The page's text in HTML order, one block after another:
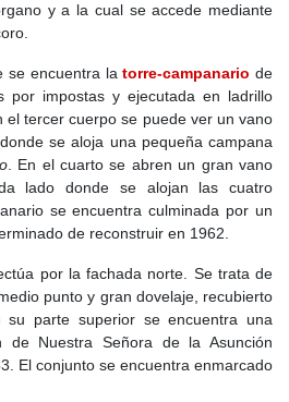
la vida cotidiana del pueblo, aunque
parecidas a las de los pueblos
consigue el título de Constitución
de laComunidad de Constitución y
Gregorio XIIIdesafecta Algete del
transferido la Corona, la cual es
en las posesiones deGarcía
IV marqués de Cañete y virrey
año 1617 el concejo adquiere a su hijo
, comprando igualmente en 1623 el
oSoto de Algete. Como consecuencia
derivados de esta compras, les
un nuevo señorío, en este caso aD.
y Córdobaconde de la Torres
1728
y a la cual se accede mediante
se encuentra latorre-campanario de
por impostas y ejecutada en ladrillo
el tercer cuerpo se puede ver un vano
se aloja una pequeña campana
. En el cuarto se abren un gran vano
lado donde se alojan las cuatro
se encuentra culminada por un
de reconstruir en 1962.
por la fachada norte. Se trata de
punto y gran dovelaje, recubierto
parte superior se encuentra una
de Nuestra Señora de la Asunción
El conjunto se encuentra enmarcado